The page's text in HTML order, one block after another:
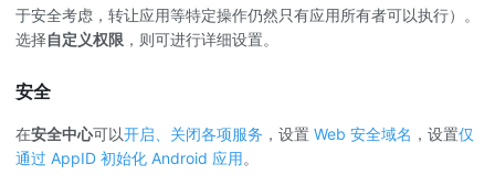
于安全考虑，转让应用等特定操作仍然只有应用所有者可以执行）。
选择自定义权限 ，则可进行详细设置。
安全
在安全中心可以开启、关闭各项服务 ，设置 Web 安全域名 ，设置仅
通过 AppID 初始化 Android 应用。